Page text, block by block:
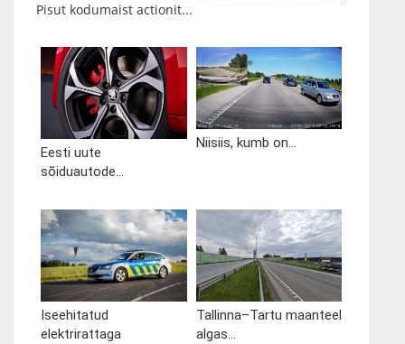
Pisut kodumaist actionit...
Eesti uute
sõiduautode...
Niisiis, kumb on...
Iseehitatud
elektrirattaga
Tallinna–Tartu maanteel
algas...